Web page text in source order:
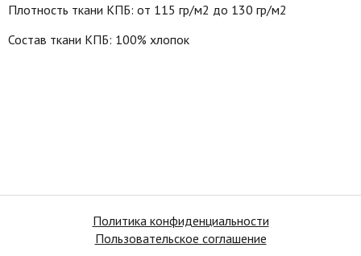
Плотность ткани КПБ: от 115 гр/м2 до 130 гр/м2
Состав ткани КПБ: 100% хлопок
Политика конфиденциальности
Пользовательское соглашение